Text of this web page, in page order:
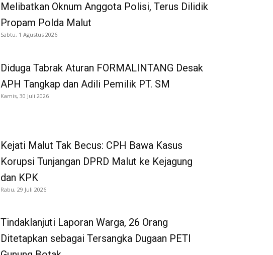
Melibatkan Oknum Anggota Polisi, Terus Dilidik
Propam Polda Malut
Sabtu, 1 Agustus 2026
Diduga Tabrak Aturan FORMALINTANG Desak
APH Tangkap dan Adili Pemilik PT. SM
Kamis, 30 Juli 2026
Kejati Malut Tak Becus: CPH Bawa Kasus
Korupsi Tunjangan DPRD Malut ke Kejagung
dan KPK
Rabu, 29 Juli 2026
Tindaklanjuti Laporan Warga, 26 Orang
Ditetapkan sebagai Tersangka Dugaan PETI